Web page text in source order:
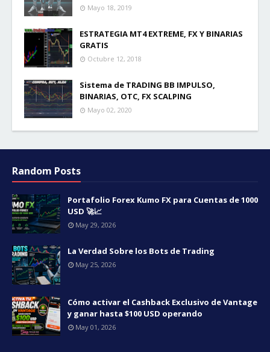
Mayo 18, 2019
ESTRATEGIA MT4 EXTREME, FX Y BINARIAS
GRATIS
Octubre 12, 2018
Sistema de TRADING BB IMPULSO,
BINARIAS, OTC, FX SCALPING
Mayo 02, 2020
Random Posts
Portafolio Forex Kumo FX para Cuentas de 1000
USD 🚀📈
May 29, 2026
La Verdad Sobre los Bots de Trading
May 25, 2026
Cómo activar el Cashback Exclusivo de Vantage
y ganar hasta $100 USD operando
May 01, 2026